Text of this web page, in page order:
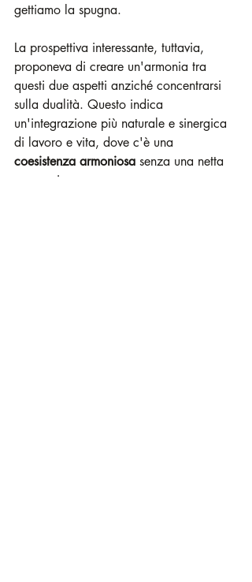
gettiamo la spugna.
La prospettiva interessante, tuttavia,
proponeva di creare un'armonia tra
questi due aspetti anziché concentrarsi
sulla dualità. Questo indica
un'integrazione più naturale e sinergica
di lavoro e vita, dove c'è una
coesistenza armoniosa senza una netta
separazione.